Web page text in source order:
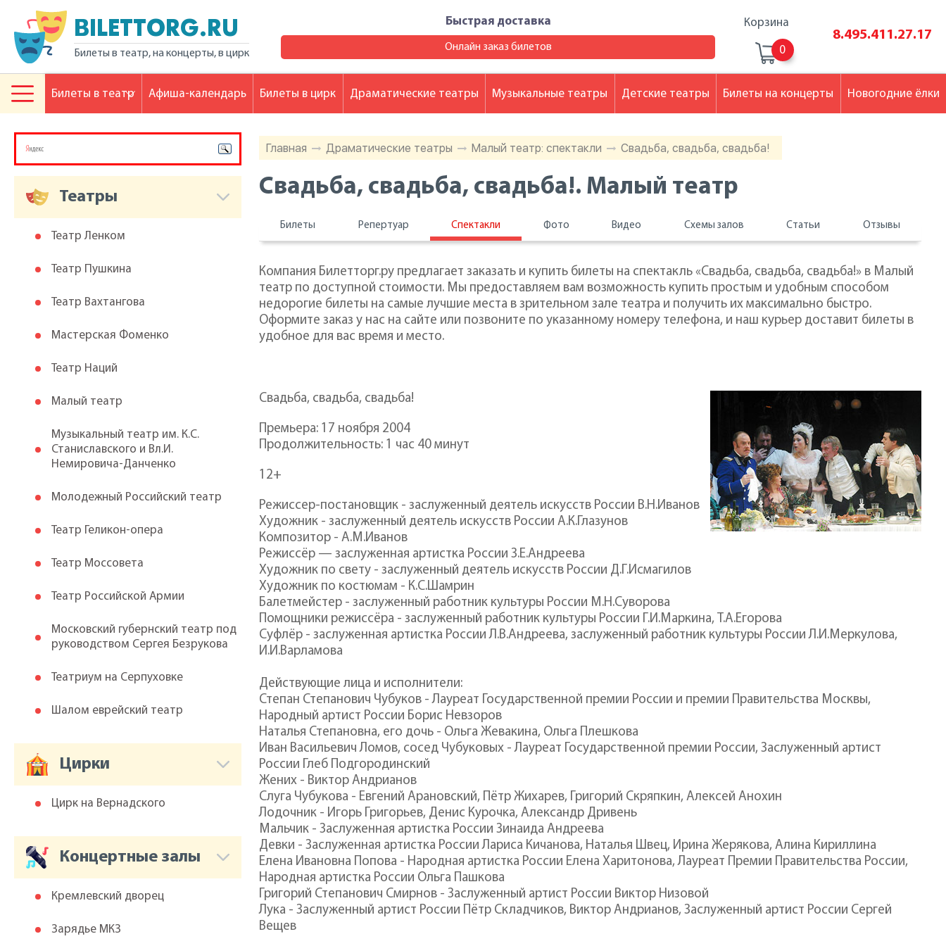
BILETTORG.RU
Билеты в театр, на концерты, в цирк
Быстрая доставка
Онлайн заказ билетов
Корзина
0
8.495.411.27.17
Главная Драматические театры Малый театр: спектакли Свадьба, свадьба, свадьба!
Свадьба, свадьба, свадьба!. Малый театр
Билеты Репертуар Спектакли Фото Видео Схемы залов Статьи Отзывы
Компания Билетторг.ру предлагает заказать и купить билеты на спектакль «Свадьба, свадьба, свадьба!» в Малый
театр по доступной стоимости. Мы предоставляем вам возможность купить простым и удобным способом
недорогие билеты на самые лучшие места в зрительном зале театра и получить их максимально быстро.
Оформите заказ у нас на сайте или позвоните по указанному номеру телефона, и наш курьер доставит билеты в
удобное для вас время и место.
Свадьба, свадьба, свадьба!
Премьера: 17 ноября 2004
Продолжительность: 1 час 40 минут
12+
Режиссер-постановщик - заслуженный деятель искусств России В.Н.Иванов
Художник - заслуженный деятель искусств России А.К.Глазунов
Композитор - А.М.Иванов
Режиссёр — заслуженная артистка России З.Е.Андреева
Художник по свету - заслуженный деятель искусств России Д.Г.Исмагилов
Художник по костюмам - К.С.Шамрин
Балетмейстер - заслуженный работник культуры России М.Н.Суворова
Помощники режиссёра - заслуженный работник культуры России Г.И.Маркина, Т.А.Егорова
Суфлёр - заслуженная артистка России Л.В.Андреева, заслуженный работник культуры России Л.И.Меркулова,
И.И.Варламова
Действующие лица и исполнители:
Степан Степанович Чубуков - Лауреат Государственной премии России и премии Правительства Москвы,
Народный артист России Борис Невзоров
Наталья Степановна, его дочь - Ольга Жевакина, Ольга Плешкова
Иван Васильевич Ломов, сосед Чубуковых - Лауреат Государственной премии России, Заслуженный артист
России Глеб Подгородинский
Жених - Виктор Андрианов
Слуга Чубукова - Евгений Арановский, Пётр Жихарев, Григорий Скряпкин, Алексей Анохин
Лодочник - Игорь Григорьев, Денис Курочка, Александр Дривень
Мальчик - Заслуженная артистка России Зинаида Андреева
Девки - Заслуженная артистка России Лариса Кичанова, Наталья Швец, Ирина Жерякова, Алина Кириллина
Елена Ивановна Попова - Народная артистка России Елена Харитонова, Лауреат Премии Правительства России,
Народная артистка России Ольга Пашкова
Григорий Степанович Смирнов - Заслуженный артист России Виктор Низовой
Лука - Заслуженный артист России Пётр Складчиков, Виктор Андрианов, Заслуженный артист России Сергей
Вещев
Театры
Театр Ленком
Театр Пушкина
Театр Вахтангова
Мастерская Фоменко
Театр Наций
Малый театр
Музыкальный театр им. К.С.
Станиславского и Вл.И.
Немировича-Данченко
Молодежный Российский театр
Театр Геликон-опера
Театр Моссовета
Театр Российской Армии
Московский губернский театр под
руководством Сергея Безрукова
Театриум на Серпуховке
Шалом еврейский театр
Цирки
Цирк на Вернадского
Концертные залы
Кремлевский дворец
Зарядье МКЗ
Билеты в театр Афиша-календарь Билеты в цирк Драматические театры Музыкальные театры Детские театры Билеты на концерты Новогодние ёлки